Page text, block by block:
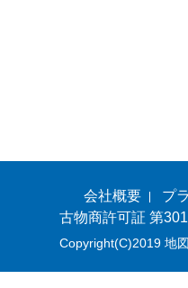
会社概要 プ
古物商許可証 第
Copyright(C)2019 地